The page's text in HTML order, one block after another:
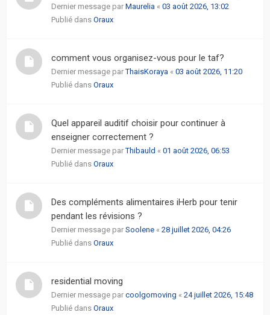
Dernier message par Maurelia « 03 août 2026, 13:02
Publié dans Oraux
comment vous organisez-vous pour le taf?
Dernier message parThaisKoraya « 03 août 2026, 11:20
Publié dans Oraux
Quel appareil auditif choisir pour continuer à
enseigner correctement ?
Dernier message parThibauld « 01 août 2026, 06:53
Publié dans Oraux
Des compléments alimentaires iHerb pour tenir
pendant les révisions ?
Dernier message par Soolene « 28 juillet 2026, 04:26
Publié dans Oraux
residential moving
Dernier message par coolgomoving « 24 juillet 2026, 15:48
Publié dans Oraux